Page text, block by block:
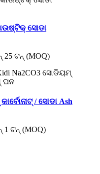
ସୋଡା
25 ଟନ୍ (MOQ)
/ ସୋଡା Ash
1 ଟନ୍ (MOQ)